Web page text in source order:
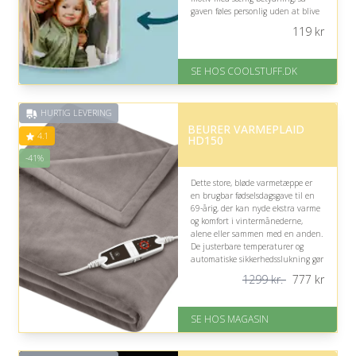
gaven føles personlig uden at blive
er 1-3 hverdage.
på 4.5 ud af 5
119kr
SE HOS COOLSTUFF.DK
HURTIG LEVERING
4.1
-41%
BEURER VARMEPLAID
HD150
Dette store, bløde varmetæppe er
en brugbar fødselsdagsgave til en
69-årig, der kan nyde ekstra varme
og komfort i vintermånederne,
alene eller sammen med en anden.
De justerbare temperaturer og
automatiske sikkerhedsslukning gør
være uhåndterlig.
På lager
Levering: 1-3 dage
af 5
1299 kr. 777 kr
SE HOS MAGASIN